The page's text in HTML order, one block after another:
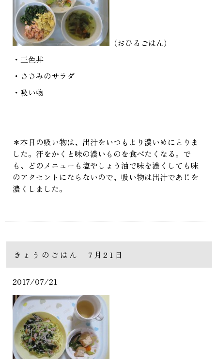
（おひるごはん）
・三色丼
・ささみのサラダ
・吸い物
＊本日の吸い物は、出汁をいつもより濃いめにとりま
した。汗をかくと味の濃いものを食べたくなる。で
も、どのメニューも塩やしょう油で味を濃くしても味
のアクセントにならないので、吸い物は出汁であじを
濃くしました。
きょうのごはん 7月21日
2017/07/21